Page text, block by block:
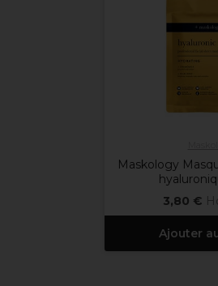
Maskology
3,80 €
Ajouter